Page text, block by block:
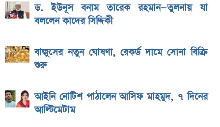
ড. ইউনূস বনাম তারেক রহমান—তুলনায় যা
বললেন কাদের সিদ্দিকী
বাজুসের নতুন ঘোষণা, রেকর্ড দামে সোনা বিক্রি
শুরু
আইনি নোটিশ পাঠালেন আসিফ মাহমুদ, ৭ দিনের
আল্টিমেটাম